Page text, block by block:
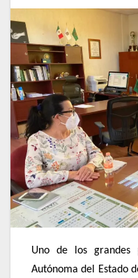
Uno de los grandes
Autónoma del Estado